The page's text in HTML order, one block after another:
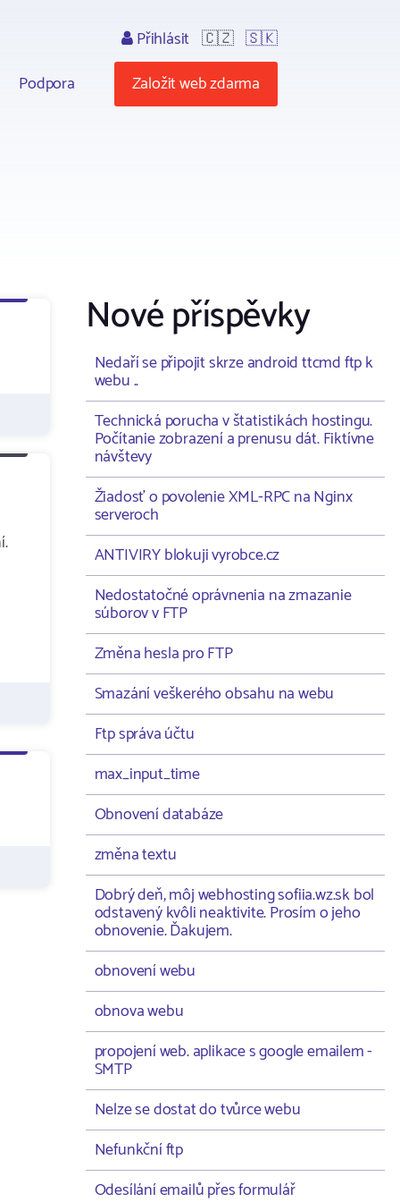
Podpora
Přihlásit 🇨🇿 🇸🇰
Založit web zdarma
Nové příspěvky
Nedaří se připojit skrze android ttcmd ftp k
webu ..
Technická porucha v štatistikách hostingu.
Počítanie zobrazení a prenusu dát. Fiktívne
návštevy
Žiadosť o povolenie XML-RPC na Nginx
serveroch
ANTIVIRY blokuji vyrobce.cz
Nedostatočné oprávnenia na zmazanie
súborov v FTP
Změna hesla pro FTP
Smazání veškerého obsahu na webu
Ftp správa účtu
max_input_time
Obnovení databáze
změna textu
Dobrý deň, môj webhosting sofiia.wz.sk bol
odstavený kvôli neaktivite. Prosím o jeho
obnovenie. Ďakujem.
obnovení webu
obnova webu
propojení web. aplikace s google emailem -
SMTP
Nelze se dostat do tvůrce webu
Nefunkční ftp
Odesílání emailů přes formulář